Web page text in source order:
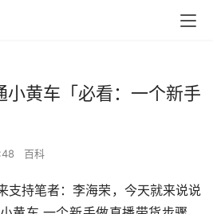
小黄车「必看：一个新手
百科
支持笔者：李海荣，今天就来说说